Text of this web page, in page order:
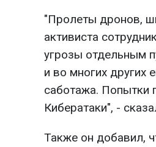
"Пролеты дронов,
активиста
угрозы отдельным
и во многих других
саботажа. Попытки
Кибератаки", -
Также он добавил,